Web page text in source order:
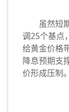
虽然短期
调25个基点
给黄金价格
降息预期支
价形成压制。